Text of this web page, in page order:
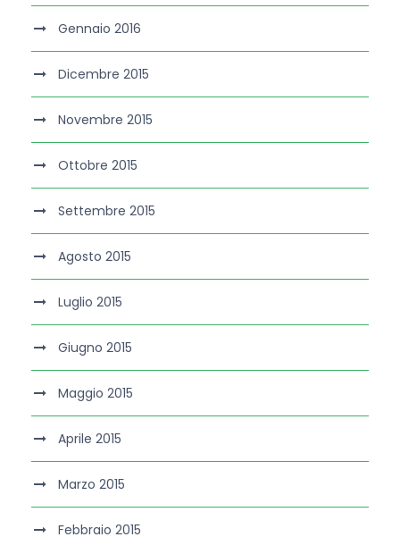
Gennaio 2016
Dicembre 2015
Novembre 2015
Ottobre 2015
Settembre 2015
Agosto 2015
Luglio 2015
Giugno 2015
Maggio 2015
Aprile 2015
Marzo 2015
Febbraio 2015